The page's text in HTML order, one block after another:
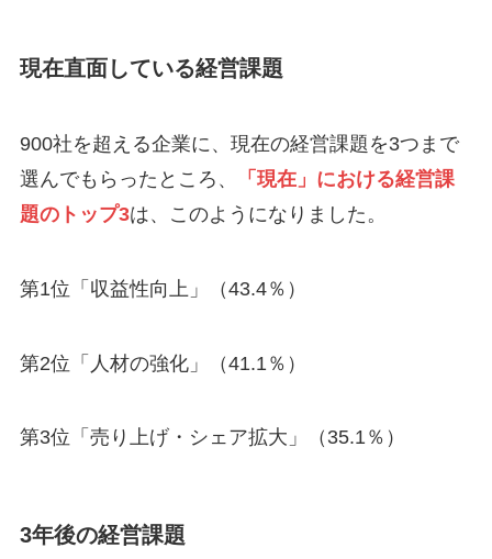
現在直面している経営課題
900社を超える企業に、現在の経営課題を3つまで
選んでもらったところ、
「現在」における経営課
題のトップ3は、このようになりました。
第1位「収益性向上」（43.4％）
第2位「人材の強化」（41.1％）
第3位「売り上げ・シェア拡大」（35.1％）
3年後の経営課題